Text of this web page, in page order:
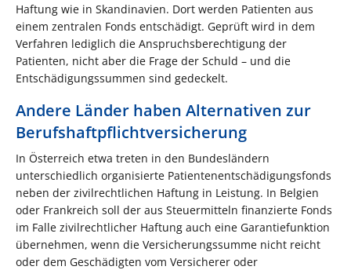
Haftung wie in Skandinavien. Dort werden Patienten aus
einem zentralen Fonds entschädigt. Geprüft wird in dem
Verfahren lediglich die Anspruchsberechtigung der
Patienten, nicht aber die Frage der Schuld – und die
Entschädigungssummen sind gedeckelt.
Andere Länder haben Alternativen zur
Berufshaftpflichtversicherung
In Österreich etwa treten in den Bundesländern
unterschiedlich organisierte Patientenentschädigungsfonds
neben der zivilrechtlichen Haftung in Leistung. In Belgien
oder Frankreich soll der aus Steuermitteln finanzierte Fonds
im Falle zivilrechtlicher Haftung auch eine Garantiefunktion
übernehmen, wenn die Versicherungssumme nicht reicht
oder dem Geschädigten vom Versicherer oder